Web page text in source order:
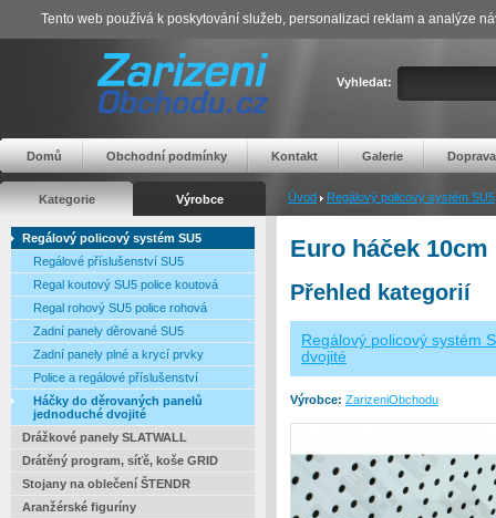
Vyhledat:
Domů Obchodní podmínky Kontakt Galerie Doprava
Kategorie Výrobce Úvod Regálový policový systém SU5
Regálový policový systém SU5
Regálové příslušenství SU5
Regal koutový SU5 police koutová
Regal rohový SU5 police rohová
Zadní panely děrované SU5
Zadní panely plné a krycí prvky
Police a regálové příslušenství
Háčky do děrovaných panelů
jednoduché dvojité
Drážkové panely SLATWALL
Drátěný program, síťě, koše GRID
Stojany na oblečení ŠTENDR
Aranžérské figuríny
Euro háček
Přehled kategorií
Regálový policový systém
dvojité
Výrobce: ZarizeniObchodu
Tento web používá k poskytování služeb, personalizaci reklam a analýze